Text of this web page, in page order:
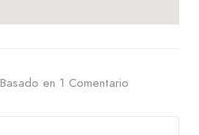
Basado en 1 Comentario